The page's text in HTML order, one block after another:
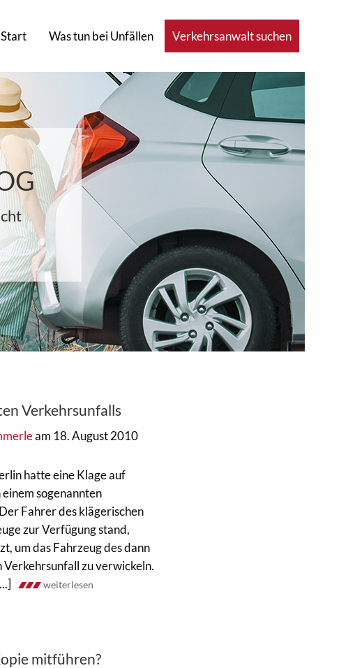
Start Was tun bei Unfällen Verkehrsanwalt suchen
Verkehrsunfalls
am 18. August 2010
hatte eine Klage auf
sogenannten
Fahrer des klägerischen
zur Verfügung stand,
um das Fahrzeug des dann
zu verwickeln.
weiterlesen
mitführen?